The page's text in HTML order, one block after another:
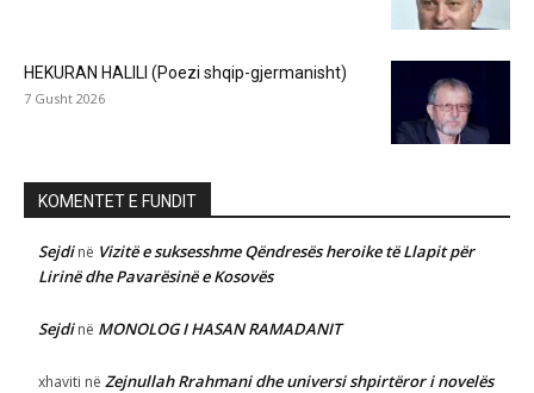
HEKURAN HALILI (Poezi shqip-gjermanisht)
7 Gusht 2026
KOMENTET E FUNDIT
Sejdinë Vizitë e suksesshme Qëndresës heroike të Llapit për
Lirinë dhe Pavarësinë e Kosovës
Sejdinë MONOLOG I HASAN RAMADANIT
xhaviti në Zejnullah Rrahmani dhe universi shpirtëror i novelës